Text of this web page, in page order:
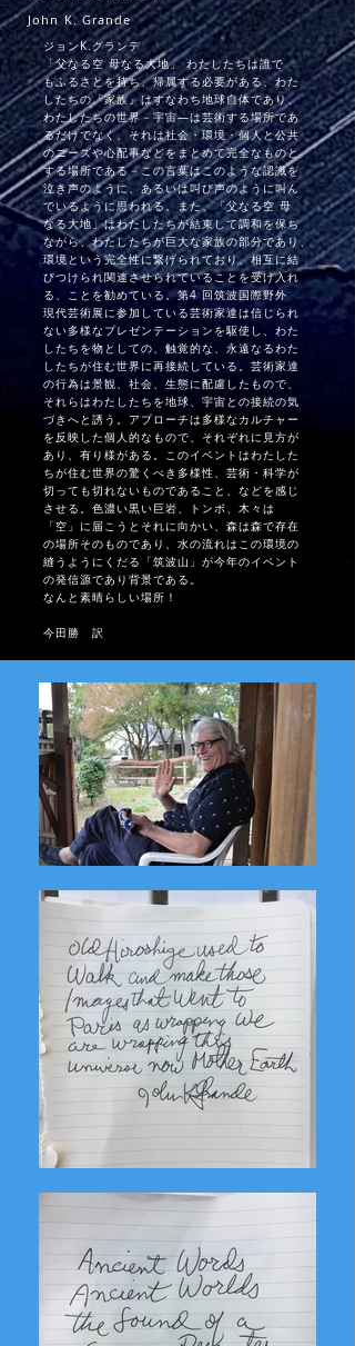
John K. Grande
​ジョンK.グランデ
「父なる空 母なる大地」 わたしたちは誰で
もふるさとを持ち、帰属する必要がある、わた
したちの「家族」はすなわち地球自体であり、
わたしたちの世界－宇宙―は芸術する場所であ
るだけでなく、それは社会・環境・個人と公共
のニーズや心配事などをまとめて完全なものと
する場所である－この言葉はこのような認識を
泣き声のように、あるいは叫び声のように叫ん
でいるように思われる。また、「父なる空 母
なる大地」はわたしたちが結束して調和を保ち
ながら、わたしたちが巨大な家族の部分であり、
環境という完全性に繋げられており、相互に結
びつけられ関連させられていることを受け入れ
る、ことを勧めている。第4 回筑波国際野外
現代芸術展に参加している芸術家達は信じられ
ない多様なプレゼンテーションを駆使し、わた
したちを物としての、触覚的な、永遠なるわた
したちが住む世界に再接続している。芸術家達
の行為は景観、社会、生態に配慮したもので、
それらはわたしたちを地球、宇宙との接続の気
づきへと誘う。アプローチは多様なカルチャー
を反映した個人的なもので、それぞれに見方が
あり、有り様がある。このイベントはわたした
ちが住む世界の驚くべき多様性、芸術・科学が
切っても切れないものであること、などを感じ
させる。色濃い黒い巨岩、トンボ、木々は
「空」に届こうとそれに向かい、森は森で存在
の場所そのものであり、水の流れはこの環境の
縫うようにくだる「筑波山」が今年のイベント
の発信源であり背景である。
なんと素晴らしい場所！
​今田勝 訳